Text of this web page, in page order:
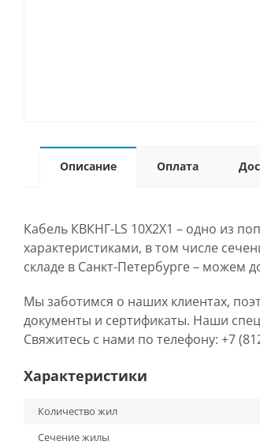
Описание Оплата
Кабель КВКНГ-LS 10Х2Х1 – одно из
характеристиками, в том числе
складе в Санкт-Петербурге – можем
Мы заботимся о наших клиентах,
документы и сертификаты. Наши
Свяжитесь с нами по телефону: +7
Характеристики
Количество жил
Сечение жилы